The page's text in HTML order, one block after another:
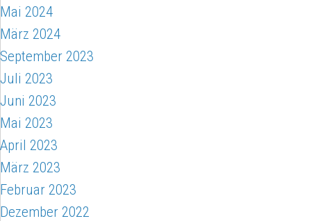
Mai 2024
März 2024
September 2023
Juli 2023
Juni 2023
Mai 2023
April 2023
März 2023
Februar 2023
Dezember 2022